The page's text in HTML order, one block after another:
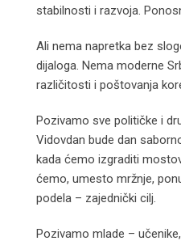
stabilnosti i razvoja.
Ali nema napretka bez
dijaloga. Nema moderne
različitosti i poštovanja
Pozivamo sve političke i
Vidovdan bude dan
kada ćemo izgraditi
ćemo, umesto mržnje,
podela – zajednički cilj.
Pozivamo mlade –